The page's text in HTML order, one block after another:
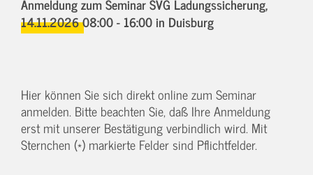
14.11.2026 08:00 - 16:00in Duisburg
Hier können Sie sich direkt online zum Seminar
anmelden. Bitte beachten Sie, daß Ihre Anmeldung
erst mit unserer Bestätigung verbindlich wird. Mit
Sternchen (*) markierte Felder sind Pflichtfelder.